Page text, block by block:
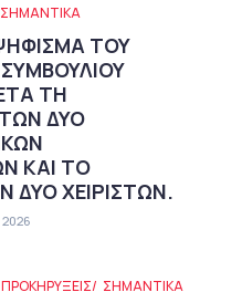
ΣΗΜΑΝΤΙΚΆ
ΤΟΥ
ΤΗ
ΔΥΟ
ΚΑΙ ΤΟ
ΧΕΙΡΙΣΤΩΝ.
ΠΡΟΚΗΡΎΞΕΙΣ/ ΣΗΜΑΝΤΙΚΆ